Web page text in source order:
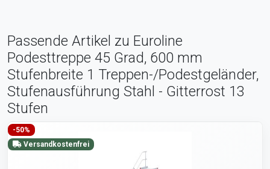
Passende Artikel zu Euroline
Podesttreppe 45 Grad, 600 mm
Stufenbreite 1 Treppen-/Podestgeländer,
Stufenausführung Stahl - Gitterrost 13
Stufen
-50%
Versandkostenfrei